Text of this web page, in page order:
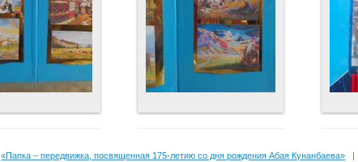
«Папка – передвижка, посвященная 175-летию со дня рождения Абая Кунанбаева» |